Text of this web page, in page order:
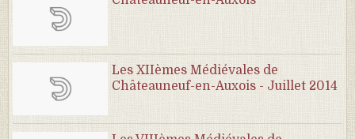
Les XIIèmes Médiévales de
Châteauneuf-en-Auxois - Juillet 2014